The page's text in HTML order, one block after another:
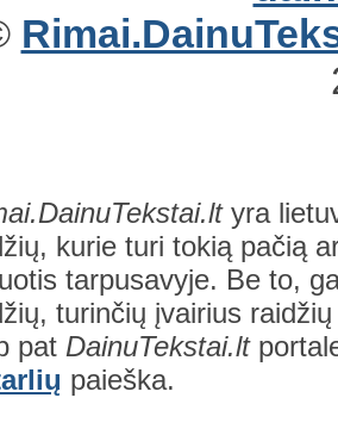
yra
kurie turi tokią pačią
tarpusavyje. Be to,
turinčių įvairius
pat DainuTekstai.lt
paieška.